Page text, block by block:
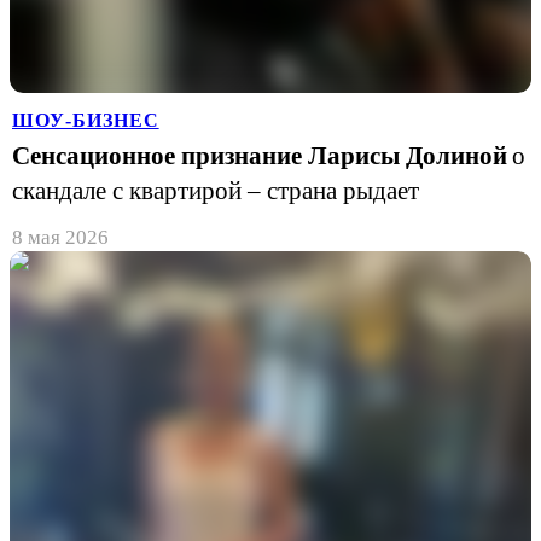
ШОУ-БИЗНЕС
Сенсационное признание Ларисы Долинойо
скандале с квартирой – страна рыдает
8 мая 2026